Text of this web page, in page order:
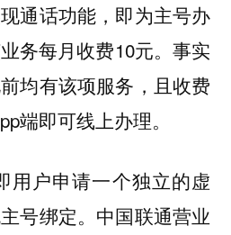
通话功能，即为主号办
务每月收费10元。事实
均有该项服务，且收费
端即可线上办理。
用户申请一个独立的虚
号绑定。中国联通营业